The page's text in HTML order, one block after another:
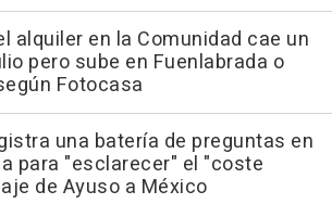
alquiler en la Comunidad cae un
pero sube en Fuenlabrada o
Fotocasa
una batería de preguntas en
para "esclarecer" el "coste
de Ayuso a México